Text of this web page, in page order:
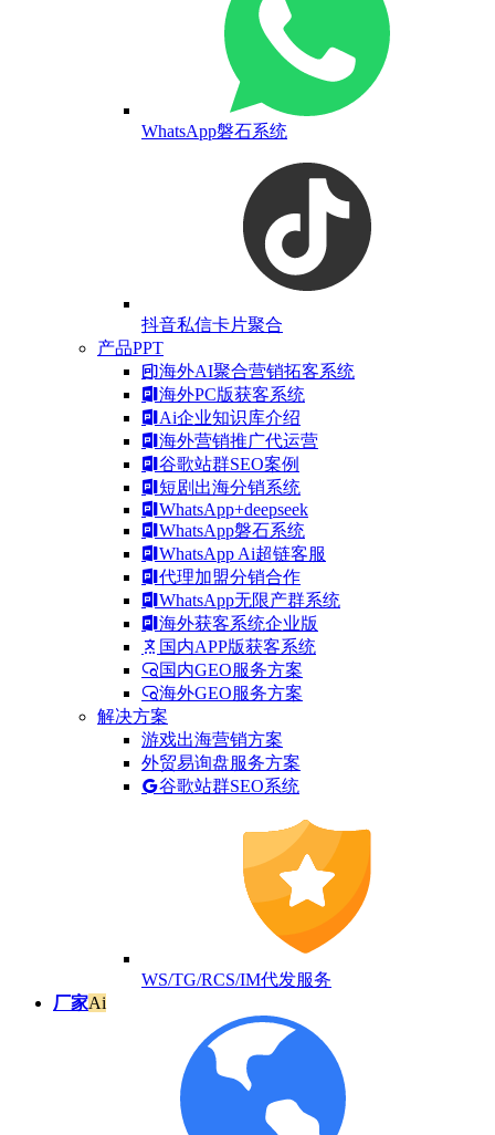
WhatsApp磐石系统
抖音私信卡片聚合
产品PPT
海外AI聚合营销拓客系统
海外PC版获客系统
Ai企业知识库介绍
海外营销推广代运营
谷歌站群SEO案例
短剧出海分销系统
WhatsApp+deepseek
WhatsApp磐石系统
WhatsApp Ai超链客服
代理加盟分销合作
WhatsApp无限产群系统
海外获客系统企业版
国内APP版获客系统
国内GEO服务方案
海外GEO服务方案
解决方案
游戏出海营销方案
外贸易询盘服务方案
谷歌站群SEO系统
WS/TG/RCS/IM代发服务
厂家Ai